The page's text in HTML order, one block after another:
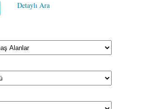
Detaylı Ara